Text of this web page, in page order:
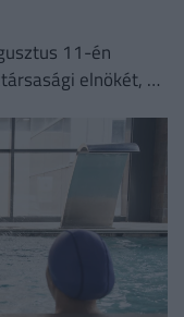
11-én
elnökét, az